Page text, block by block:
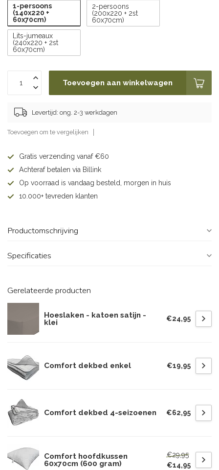
1-persoons
(140x220 +
60x70cm)
2-persoons
(200x220 + 2st
60x70cm)
Lits-jumeaux
(240x220 + 2st
60x70cm)
Toevoegen aan winkelwagen
Levertijd: ong. 2-3 werkdagen
Toevoegen om te vergelijken
Gratis verzending vanaf €60
Achteraf betalen via Billink
Op voorraad is vandaag besteld, morgen in huis
10.000+ tevreden klanten
Productomschrijving
Specificaties
Gerelateerde producten
Hoeslaken - katoen satijn -
klei
€24,95
Comfort dekbed enkel €19,95
Comfort dekbed 4-seizoenen €62,95
Comfort hoofdkussen
60x70cm (600 gram)
€29,95
€14,95